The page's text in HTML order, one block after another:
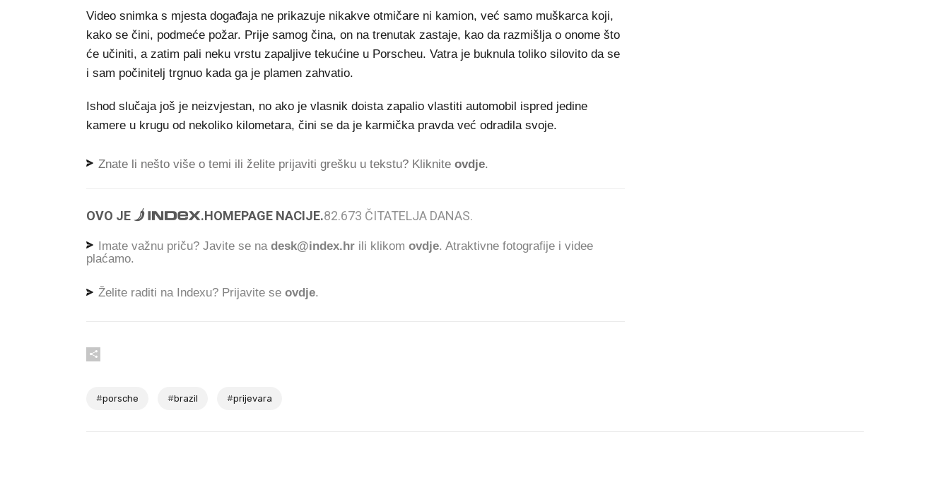
Video snimka s mjesta događaja ne prikazuje nikakve otmičare ni kamion, već samo muškarca koji,
kako se čini, podmeće požar. Prije samog čina, on na trenutak zastaje, kao da razmišlja o onome što
će učiniti, a zatim pali neku vrstu zapaljive tekućine u Porscheu. Vatra je buknula toliko silovito da se
i sam počinitelj trgnuo kada ga je plamen zahvatio.
Ishod slučaja još je neizvjestan, no ako je vlasnik doista zapalio vlastiti automobil ispred jedine
kamere u krugu od nekoliko kilometara, čini se da je karmička pravda već odradila svoje.
Znate li nešto više o temi ili želite prijaviti grešku u tekstu? Kliknite ovdje.
OVO JE .HOMEPAGE NACIJE.82.673 ČITATELJA DANAS.
Imate važnu priču? Javite se na desk@index.hr ili klikom ovdje. Atraktivne fotografije i videe
plaćamo.
Želite raditi na Indexu? Prijavite se ovdje.
#porsche #brazil #prijevara